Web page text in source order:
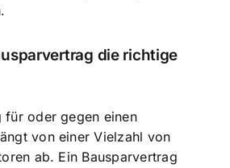
die richtige
für oder gegen einen
von einer Vielzahl von
ab. Ein Bausparvertrag